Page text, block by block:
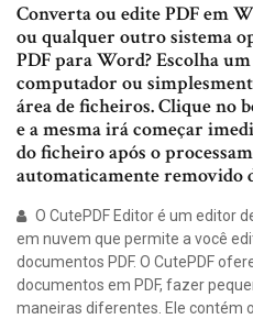
Converta ou edite PDF em
ou qualquer outro sistema
PDF para Word? Escolha
computador ou
área de ficheiros. Clique no
e a mesma irá começar
do ficheiro após o
automaticamente removido
O CutePDF Editor é um editor
em nuvem que permite a você
documentos PDF. O CutePDF
documentos em PDF, fazer
maneiras diferentes. Ele contém